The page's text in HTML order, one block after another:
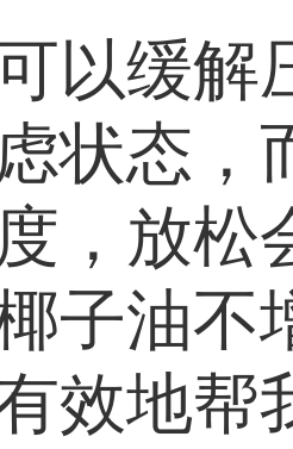
以缓解
状态，
，放松
子油不
效地帮